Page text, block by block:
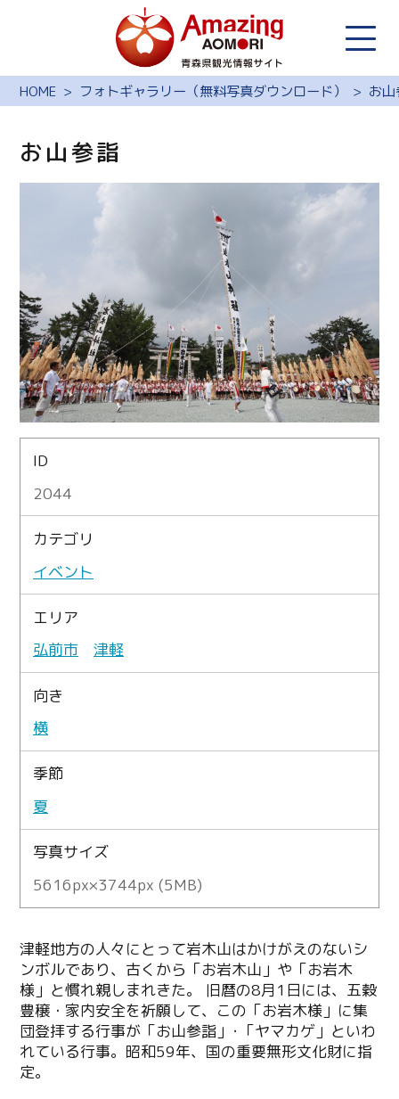
HOME フォトギャラリー（無料写真ダウンロード） お
お山参詣
ID
2044
カテゴリ
イベント
エリア
弘前市
津軽
向き
横
季節
夏
写真サイズ
5616px×3744px (5MB)
津軽地方の人々にとって岩木山はかけがえのないシ
ンボルであり、古くから「お岩木山」や「お岩木
様」と慣れ親しまれきた。 旧暦の8月1日には、五穀
豊穣・家内安全を祈願して、この「お岩木様」に集
団登拝する行事が「お山参詣」･「ヤマカゲ」といわ
れている行事。昭和59年、国の重要無形文化財に指
定。